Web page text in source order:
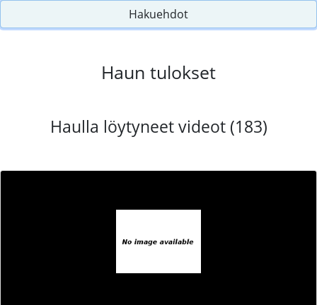
Hakuehdot
Haun tulokset
Haulla löytyneet videot (183)